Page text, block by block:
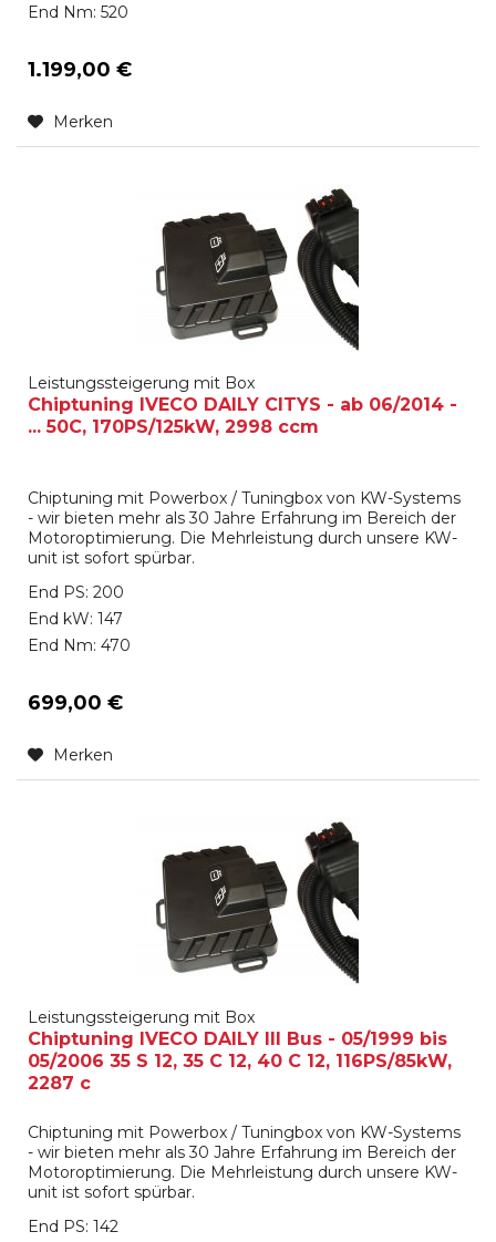
End Nm: 520
1.199,00 €
Merken
Leistungssteigerung mit Box
Chiptuning IVECO DAILY CITYS - ab 06/2014 -
... 50C, 170PS/125kW, 2998 ccm
Chiptuning mit Powerbox / Tuningbox von KW-Systems
- wir bieten mehr als 30 Jahre Erfahrung im Bereich der
Motoroptimierung. Die Mehrleistung durch unsere KW-
unit ist sofort spürbar.
End PS: 200
End kW: 147
End Nm: 470
699,00 €
Merken
Leistungssteigerung mit Box
Chiptuning IVECO DAILY III Bus - 05/1999 bis
05/2006 35 S 12, 35 C 12, 40 C 12, 116PS/85kW,
2287 c
Chiptuning mit Powerbox / Tuningbox von KW-Systems
- wir bieten mehr als 30 Jahre Erfahrung im Bereich der
Motoroptimierung. Die Mehrleistung durch unsere KW-
unit ist sofort spürbar.
End PS: 142